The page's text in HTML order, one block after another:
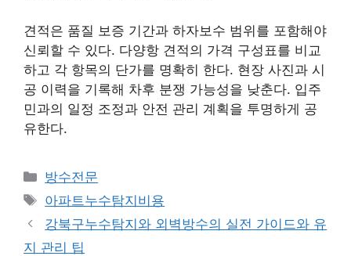
견적은 품질 보증 기간과 하자보수 범위를 포함해야
신뢰할 수 있다. 다양항 견적의 가격 구성표를 비교
하고 각 항목의 단가를 명확히 한다. 현장 사진과 시
공 이력을 기록해 차후 분쟁 가능성을 낮춘다. 입주
민과의 일정 조정과 안전 관리 계획을 투명하게 공
유한다.
카
테
고
리
방수전문
태
그
아파트누수탐지비용
강북구누수탐지와 외벽방수의 실전 가이드와 유
지 관리 팁